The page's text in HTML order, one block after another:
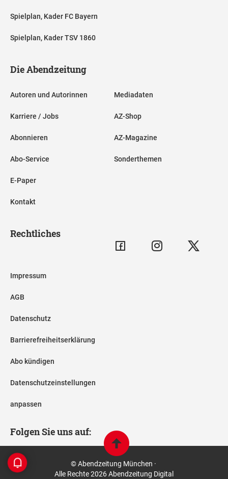
Spielplan, Kader FC Bayern
Spielplan, Kader TSV 1860
Die Abendzeitung
Autoren und Autorinnen
Karriere / Jobs
Abonnieren
Abo-Service
E-Paper
Kontakt
Mediadaten
AZ-Shop
AZ-Magazine
Sonderthemen
Rechtliches
Impressum
AGB
Datenschutz
Barrierefreiheitserklärung
Abo kündigen
Datenschutzeinstellungen
anpassen
Folgen Sie uns auf:
© Abendzeitung München ·
Alle Rechte 2026 Abendzeitung Digital